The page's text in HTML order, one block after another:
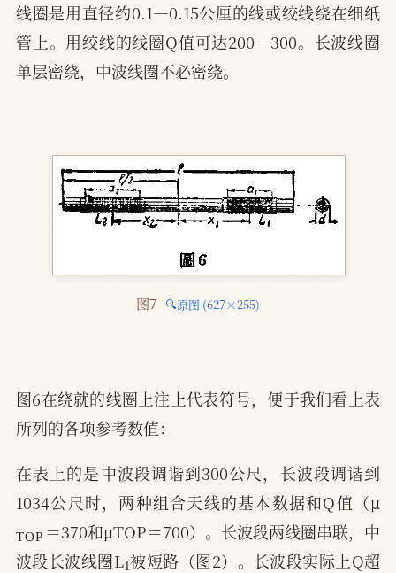
线圈是用直径约0.1—0.15公厘的线或绞线绕在细纸
管上。用绞线的线圈Q值可达200—300。长波线圈
单层密绕，中波线圈不必密绕。
图7 🔍原图 (627×255)
图6在绕就的线圈上注上代表符号，便于我们看上表
所列的各项参考数值：
在表上的是中波段调谐到300公尺，长波段调谐到
1034公尺时，两种组合天线的基本数据和Q值（μ
TO P
＝370和μTOP＝700）。长波段两线圈串联，中
波段长波线圈L1被短路（图2）。长波段实际上Q超